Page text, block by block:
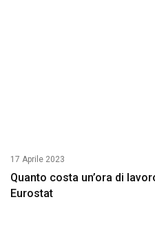
17 Aprile 2023
Quanto costa un’ora di
Eurostat